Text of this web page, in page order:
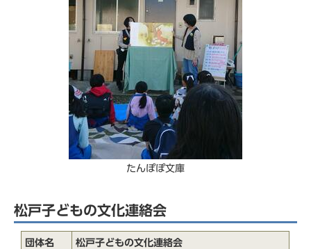
たんぽぽ文庫
松戸子どもの文化連絡会
団体名 松戸子どもの文化連絡会